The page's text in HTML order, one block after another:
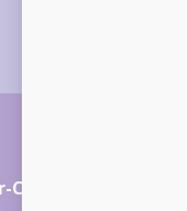
Community gelten.